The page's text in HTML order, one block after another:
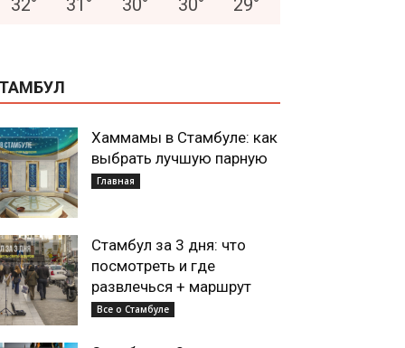
32° 31 ° 30° 30° 29°
Хаммамы в Стамбуле: как
выбрать лучшую парную
Главная
Стамбул за 3 дня: что
посмотреть и где
развлечься + маршрут
Все о Стамбуле